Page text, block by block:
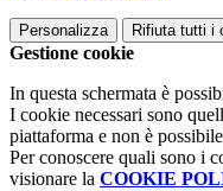
Personalizza Rifiuta tutti i
Gestione cookie
In questa schermata è
I cookie necessari sono
piattaforma e non è
Per conoscere quali sono i
visionare la COOKIE